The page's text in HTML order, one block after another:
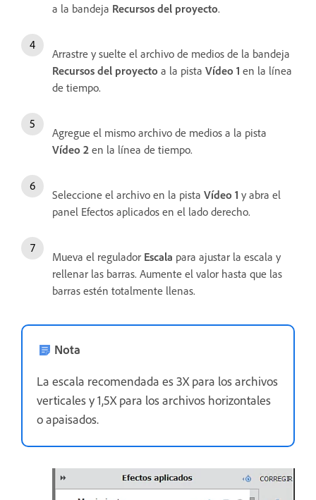
a la bandeja Recursos del proyecto.
Arrastre y suelte el archivo de medios de la bandeja
Recursos del proyecto a la pista Vídeo 1 en la línea
de tiempo.
Agregue el mismo archivo de medios a la pista
Vídeo 2 en la línea de tiempo.
Seleccione el archivo en la pista Vídeo 1 y abra el
panel Efectos aplicados en el lado derecho.
Mueva el regulador Escala para ajustar la escala y
rellenar las barras. Aumente el valor hasta que las
barras estén totalmente llenas.
Nota
La escala recomendada es 3X para los archivos
verticales y 1,5X para los archivos horizontales
o apaisados.